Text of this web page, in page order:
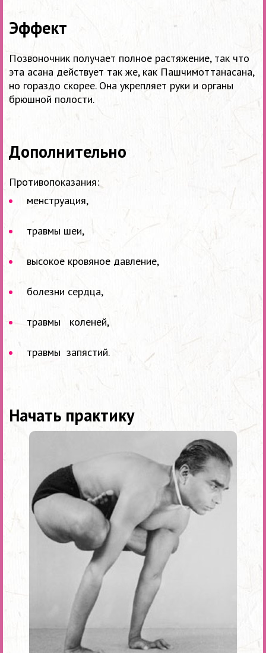
Эффект
Позвоночник получает полное растяжение, так что
эта асана действует так же, как Пашчимоттанасана,
но гораздо скорее. Она укрепляет руки и органы
брюшной полости.
Дополнительно
Противопоказания:
менструация,
травмы шеи,
высокое кровяное давление,
болезни сердца,
травмы коленей,
травмы запястий.
Начать практику